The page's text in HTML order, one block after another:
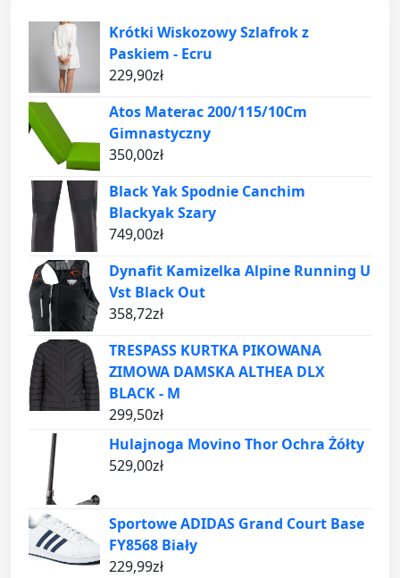
Krótki Wiskozowy Szlafrok z
Paskiem - Ecru
229,90zł
Atos Materac 200/115/10Cm
Gimnastyczny
350,00zł
Black Yak Spodnie Canchim
Blackyak Szary
749,00zł
Dynafit Kamizelka Alpine Running U
Vst Black Out
358,72zł
TRESPASS KURTKA PIKOWANA
ZIMOWA DAMSKA ALTHEA DLX
BLACK - M
299,50zł
Hulajnoga Movino Thor Ochra Żółty
529,00zł
Sportowe ADIDAS Grand Court Base
FY8568 Biały
229,99zł